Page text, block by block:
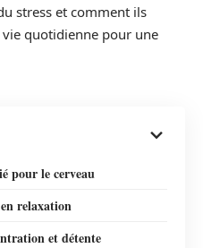
stress et comment ils
quotidienne pour une
pour le cerveau
relaxation
et détente